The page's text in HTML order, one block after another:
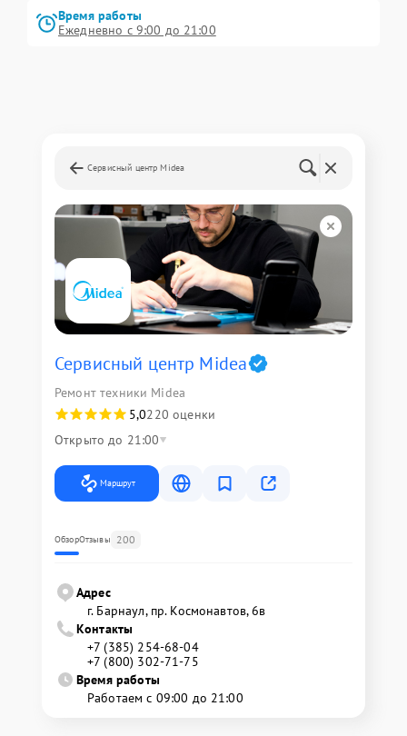
Время работы
Ежедневно с 9:00 до 21:00
Сервисный центр Midea
Сервисный центр Midea
Ремонт техники Midea
5,0220 оценки
Открыто до 21:00
Маршрут
ОбзорОтзывы 200
Адрес
г. Барнаул, ​пр. Космонавтов, 6в
Контакты
+7 (385) 254-68-04
+7 (800) 302-71-75
Время работы
Работаем с 09:00 до 21:00